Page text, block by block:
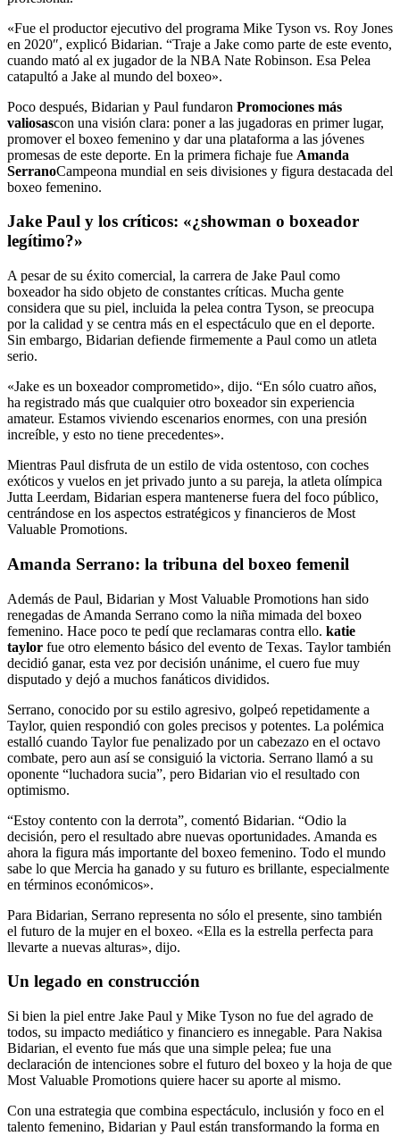
«Fue el productor ejecutivo del programa Mike Tyson vs. Roy Jones
en 2020″, explicó Bidarian. “Traje a Jake como parte de este evento,
cuando mató al ex jugador de la NBA Nate Robinson. Esa Pelea
catapultó a Jake al mundo del boxeo».
Poco después, Bidarian y Paul fundaron Promociones más
valiosascon una visión clara: poner a las jugadoras en primer lugar,
promover el boxeo femenino y dar una plataforma a las jóvenes
promesas de este deporte. En la primera fichaje fue Amanda
SerranoCampeona mundial en seis divisiones y figura destacada del
boxeo femenino.
Jake Paul y los críticos: «¿showman o boxeador
legítimo?»
A pesar de su éxito comercial, la carrera de Jake Paul como
boxeador ha sido objeto de constantes críticas. Mucha gente
considera que su piel, incluida la pelea contra Tyson, se preocupa
por la calidad y se centra más en el espectáculo que en el deporte.
Sin embargo, Bidarian defiende firmemente a Paul como un atleta
serio.
«Jake es un boxeador comprometido», dijo. “En sólo cuatro años,
ha registrado más que cualquier otro boxeador sin experiencia
amateur. Estamos viviendo escenarios enormes, con una presión
increíble, y esto no tiene precedentes».
Mientras Paul disfruta de un estilo de vida ostentoso, con coches
exóticos y vuelos en jet privado junto a su pareja, la atleta olímpica
Jutta Leerdam, Bidarian espera mantenerse fuera del foco público,
centrándose en los aspectos estratégicos y financieros de Most
Valuable Promotions.
Amanda Serrano: la tribuna del boxeo femenil
Además de Paul, Bidarian y Most Valuable Promotions han sido
renegadas de Amanda Serrano como la niña mimada del boxeo
femenino. Hace poco te pedí que reclamaras contra ello. katie
taylor fue otro elemento básico del evento de Texas. Taylor también
decidió ganar, esta vez por decisión unánime, el cuero fue muy
disputado y dejó a muchos fanáticos divididos.
Serrano, conocido por su estilo agresivo, golpeó repetidamente a
Taylor, quien respondió con goles precisos y potentes. La polémica
estalló cuando Taylor fue penalizado por un cabezazo en el octavo
combate, pero aun así se consiguió la victoria. Serrano llamó a su
oponente “luchadora sucia”, pero Bidarian vio el resultado con
optimismo.
“Estoy contento con la derrota”, comentó Bidarian. “Odio la
decisión, pero el resultado abre nuevas oportunidades. Amanda es
ahora la figura más importante del boxeo femenino. Todo el mundo
sabe lo que Mercia ha ganado y su futuro es brillante, especialmente
en términos económicos».
Para Bidarian, Serrano representa no sólo el presente, sino también
el futuro de la mujer en el boxeo. «Ella es la estrella perfecta para
llevarte a nuevas alturas», dijo.
Un legado en construcción
Si bien la piel entre Jake Paul y Mike Tyson no fue del agrado de
todos, su impacto mediático y financiero es innegable. Para Nakisa
Bidarian, el evento fue más que una simple pelea; fue una
declaración de intenciones sobre el futuro del boxeo y la hoja de que
Most Valuable Promotions quiere hacer su aporte al mismo.
Con una estrategia que combina espectáculo, inclusión y foco en el
talento femenino, Bidarian y Paul están transformando la forma en